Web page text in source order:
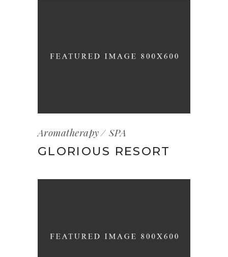
Aromatherapy SPA
GLORIOUS RESORT